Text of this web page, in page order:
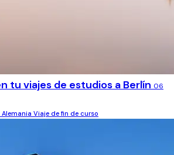
tu viajes de estudios a Berlín 06
Alemania Viaje de fin de curso